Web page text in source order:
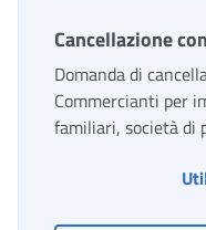
Cancellazione
Domanda di
Commercianti per
familiari, società di